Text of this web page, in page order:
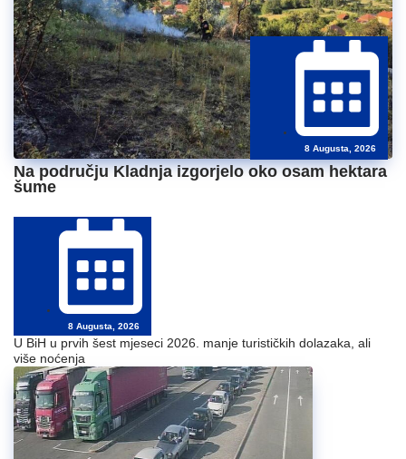
8 Augusta, 2026
Na području Kladnja izgorjelo oko osam hektara
šume
8 Augusta, 2026
U BiH u prvih šest mjeseci 2026. manje turističkih dolazaka, ali
više noćenja